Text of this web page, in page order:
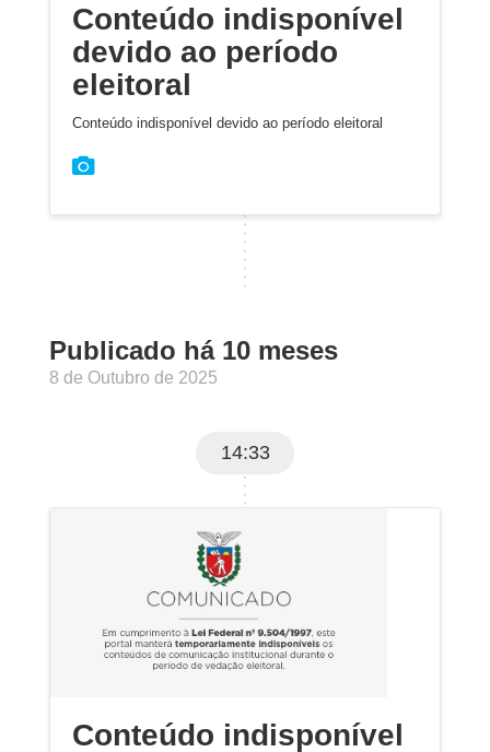
Conteúdo indisponível
devido ao período
eleitoral
Conteúdo indisponível devido ao período eleitoral
Publicado há 10 meses
8 de Outubro de 2025
14:33
Conteúdo indisponível